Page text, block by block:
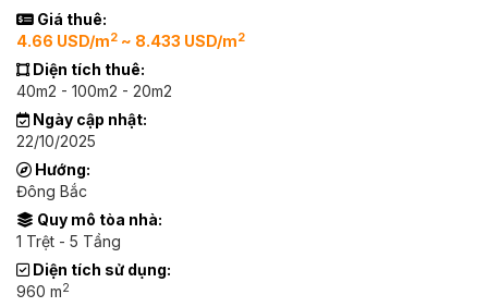
Giá thuê:
4.66 USD/m2 ~ 8.433 USD/m2
Diện tích thuê:
40m2 - 100m2 - 20m2
Ngày cập nhật:
22/10/2025
Hướng:
Đông Bắc
Quy mô tòa nhà:
1 Trệt - 5 Tầng
Diện tích sử dụng:
960 m2